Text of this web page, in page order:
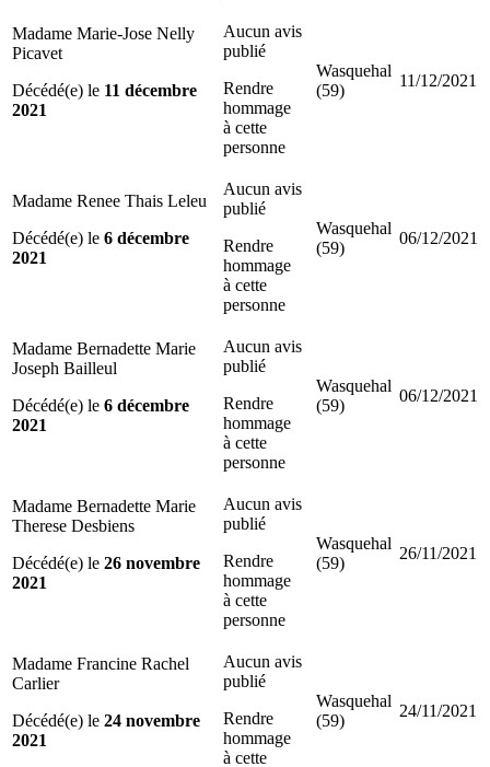
Madame Marie-Jose Nelly
Picavet
Décédé(e) le 11 décembre
2021
Aucun avis
publié
Rendre
hommage
à cette
personne
Wasquehal
(59)
11/12/2021
Madame Renee Thais Leleu
Décédé(e) le 6 décembre
2021
Aucun avis
publié
Rendre
hommage
à cette
personne
Wasquehal
(59)
06/12/2021
Madame Bernadette Marie
Joseph Bailleul
Décédé(e) le 6 décembre
2021
Aucun avis
publié
Rendre
hommage
à cette
personne
Wasquehal
(59)
06/12/2021
Madame Bernadette Marie
Therese Desbiens
Décédé(e) le 26 novembre
2021
Aucun avis
publié
Rendre
hommage
à cette
personne
Wasquehal
(59)
26/11/2021
Madame Francine Rachel
Carlier
Décédé(e) le 24 novembre
2021
Aucun avis
publié
Rendre
hommage
à cette
Wasquehal
(59)
24/11/2021